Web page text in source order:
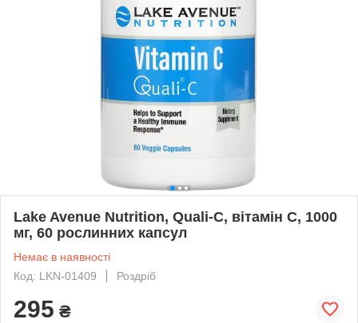
Lake Avenue Nutrition, Quali-C, вітамін С, 1000
мг, 60 рослинних капсул
Немає в наявності
Код: LKN-01409
Роздріб
295 ₴